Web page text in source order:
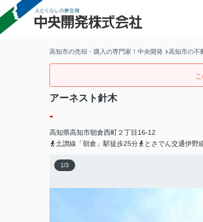
高知市の売却・購入の専門家！中央開発 高知市の不
アーネスト針木
-
高知県高知市朝倉西町２丁目16-12
土讃線「朝倉」駅徒歩25分
とさでん交通伊野
1/3